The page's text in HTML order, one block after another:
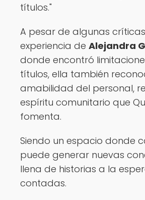
títulos."
A pesar de algunas
experiencia de Alejandra
donde encontró
títulos, ella también
amabilidad del personal,
espíritu comunitario que
fomenta.
Siendo un espacio donde
puede generar nuevas
llena de historias a la
contadas.